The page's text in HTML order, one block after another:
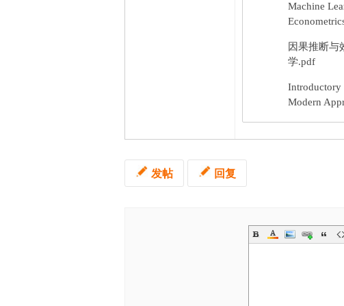
Machine
因果推断与
学.pdf
Introductory
Modern
发帖 回复